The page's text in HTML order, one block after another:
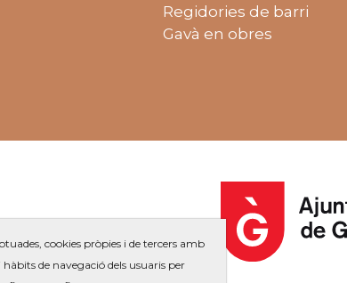
Regidories de barri
Gavà en obres
cookies pròpies i de tercers amb
de navegació dels usuaris per